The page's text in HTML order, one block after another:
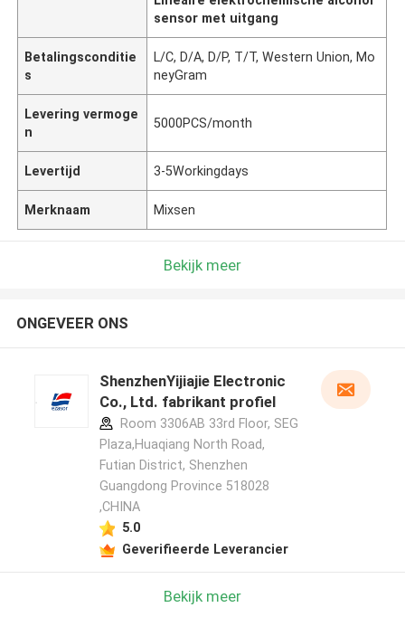
sensor met uitgang
Betalingsconditie
s
L/C, D/A, D/P, T/T, Western Union, Mo
neyGram
Levering vermoge
n
5000PCS/month
Levertijd 3-5Workingdays
Merknaam Mixsen
Bekijk meer
ONGEVEER ONS
ShenzhenYijiajie Electronic
Co., Ltd. fabrikant profiel
Room 3306AB 33rd Floor, SEG
Plaza,Huaqiang North Road,
Futian District, Shenzhen
Guangdong Province 518028
,CHINA
5.0
Geverifieerde Leverancier
Bekijk meer